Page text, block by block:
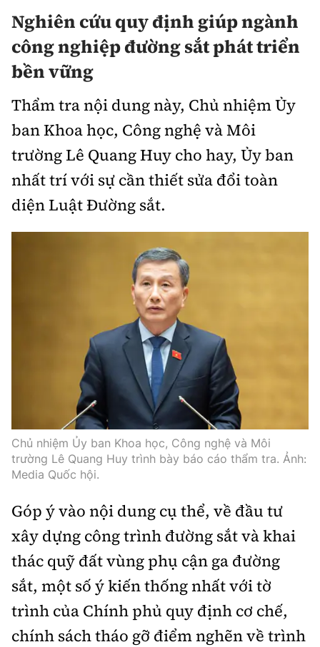
Nghiên cứu quy định giúp ngành
công nghiệp đường sắt phát triển
bền vững
Thẩm tra nội dung này, Chủ nhiệm Ủy
ban Khoa học, Công nghệ và Môi
trường Lê Quang Huy cho hay, Ủy ban
nhất trí với sự cần thiết sửa đổi toàn
diện Luật Đường sắt.
Chủ nhiệm Ủy ban Khoa học, Công nghệ và Môi
trường Lê Quang Huy trình bày báo cáo thẩm tra. Ảnh:
Media Quốc hội.
Góp ý vào nội dung cụ thể, về đầu tư
xây dựng công trình đường sắt và khai
thác quỹ đất vùng phụ cận ga đường
sắt, một số ý kiến thống nhất với tờ
trình của Chính phủ quy định cơ chế,
chính sách tháo gỡ điểm nghẽn về trình